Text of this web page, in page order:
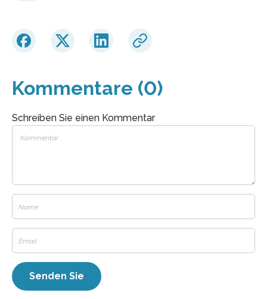
Kommentare (0)
Schreiben Sie einen Kommentar